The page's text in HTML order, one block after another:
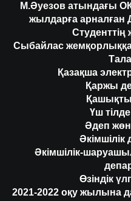
М.Әуезов атындағы
жылдарға
Студенттің
Сыбайлас
Қазақша
Қаржы
Үш
Әдеп
Әкімшілік
Әкімшілік-
Өзіндік
2021-2022 оқу жылына